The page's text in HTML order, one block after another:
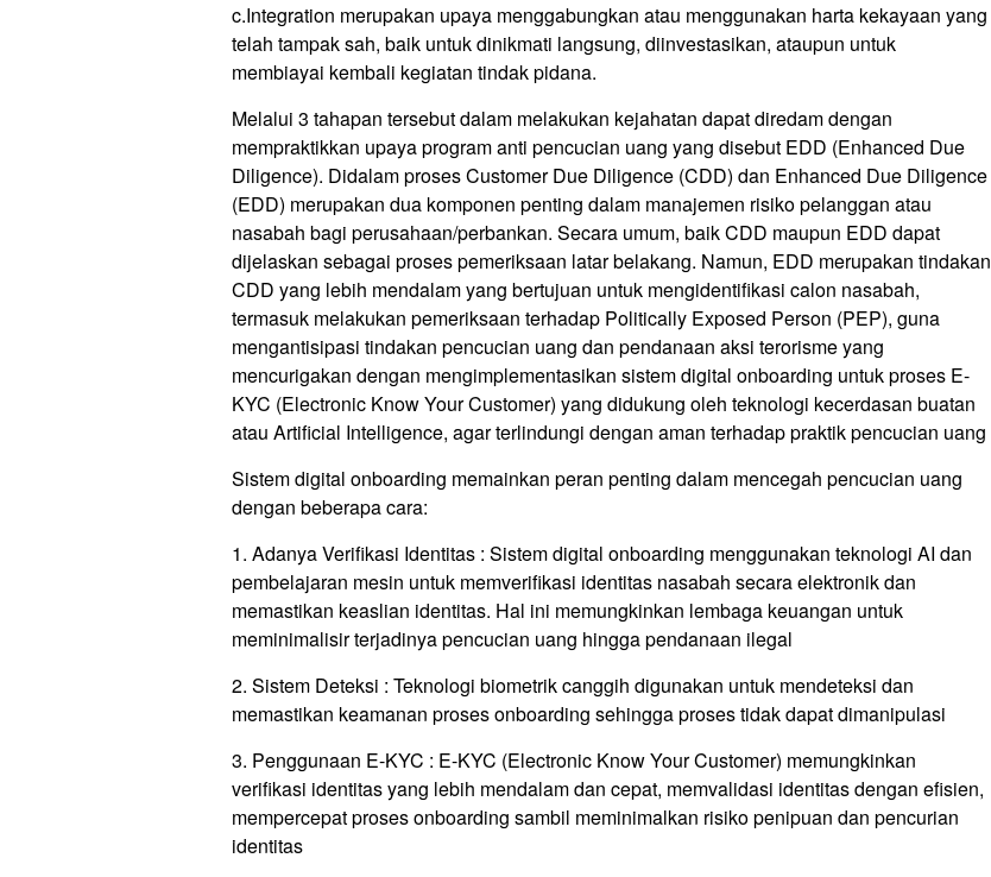
c.Integration merupakan upaya menggabungkan atau menggunakan harta kekayaan yang
telah tampak sah, baik untuk dinikmati langsung, diinvestasikan, ataupun untuk
membiayai kembali kegiatan tindak pidana.
Melalui 3 tahapan tersebut dalam melakukan kejahatan dapat diredam dengan
mempraktikkan upaya program anti pencucian uang yang disebut EDD (Enhanced Due
Diligence). Didalam proses Customer Due Diligence (CDD) dan Enhanced Due Diligence
(EDD) merupakan dua komponen penting dalam manajemen risiko pelanggan atau
nasabah bagi perusahaan/perbankan. Secara umum, baik CDD maupun EDD dapat
dijelaskan sebagai proses pemeriksaan latar belakang. Namun, EDD merupakan tindakan
CDD yang lebih mendalam yang bertujuan untuk mengidentifikasi calon nasabah,
termasuk melakukan pemeriksaan terhadap Politically Exposed Person (PEP), guna
mengantisipasi tindakan pencucian uang dan pendanaan aksi terorisme yang
mencurigakan dengan mengimplementasikan sistem digital onboarding untuk proses E-
KYC (Electronic Know Your Customer) yang didukung oleh teknologi kecerdasan buatan
atau Artificial Intelligence, agar terlindungi dengan aman terhadap praktik pencucian uang
Sistem digital onboarding memainkan peran penting dalam mencegah pencucian uang
dengan beberapa cara:
1. Adanya Verifikasi Identitas : Sistem digital onboarding menggunakan teknologi AI dan
pembelajaran mesin untuk memverifikasi identitas nasabah secara elektronik dan
memastikan keaslian identitas. Hal ini memungkinkan lembaga keuangan untuk
meminimalisir terjadinya pencucian uang hingga pendanaan ilegal
2. Sistem Deteksi : Teknologi biometrik canggih digunakan untuk mendeteksi dan
memastikan keamanan proses onboarding sehingga proses tidak dapat dimanipulasi
3. Penggunaan E-KYC : E-KYC (Electronic Know Your Customer) memungkinkan
verifikasi identitas yang lebih mendalam dan cepat, memvalidasi identitas dengan efisien,
mempercepat proses onboarding sambil meminimalkan risiko penipuan dan pencurian
identitas